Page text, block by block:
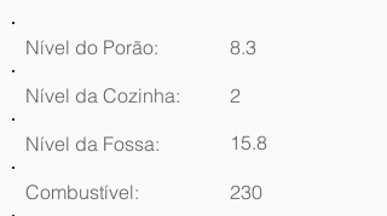
Nível do Porão:
8.3
Nível da Cozinha:
2
Nível da Fossa:
15.8
Combustível:
230